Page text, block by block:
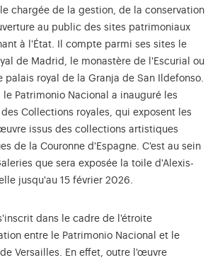
chargée de la gestion, de la conservation
au public des sites patrimoniaux
à l'État. Il compte parmi ses sites le
de Madrid, le monastère de l'Escurial ou
palais royal de la Granja de San Ildefonso.
le Patrimonio Nacional a inauguré les
Collections royales, qui exposent les
issus des collections artistiques
de la Couronne d'Espagne. C'est au sein
que sera exposée la toile d'Alexis-
jusqu'au 15 février 2026.
dans le cadre de l'étroite
entre le Patrimonio Nacional et le
Versailles. En effet, outre l'œuvre